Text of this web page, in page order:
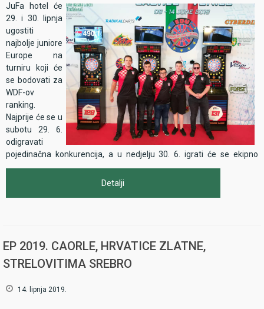
JuFa hotel će
29. i 30. lipnja
ugostiti
najbolje juniore
Europe na
turniru koji će
se bodovati za
WDF-ov
ranking.
Najprije će se u
subotu 29. 6.
odigravati
pojedinačna konkurencija, a u nedjelju 30. 6. igrati će se ekipno
(parovi). Da Hrvatska bude zastupljena na tom prestižnom turniru
HPS šalje dva svoja ponajbolja juniora, Filipa Ljubenka i Marka
obzirom da HPS stremi ka službenom prijemu punopravnog
članstva u WFD organizaciji svaki dobar rezultat bio bi vjetar u jedra
prema tom cilju.
Detalji
EP 2019. CAORLE, HRVATICE ZLATNE,
STRELOVITIMA SREBRO
14. lipnja 2019.